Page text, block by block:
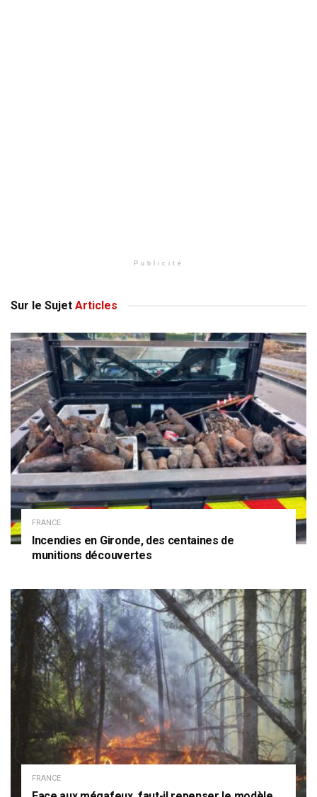
Publicité
Sur le Sujet Articles
FRANCE
Incendies en Gironde, des centaines de
munitions découvertes
FRANCE